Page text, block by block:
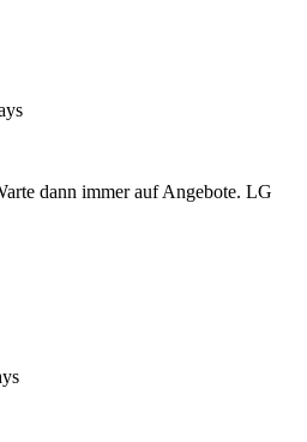
dann immer auf Angebote. LG